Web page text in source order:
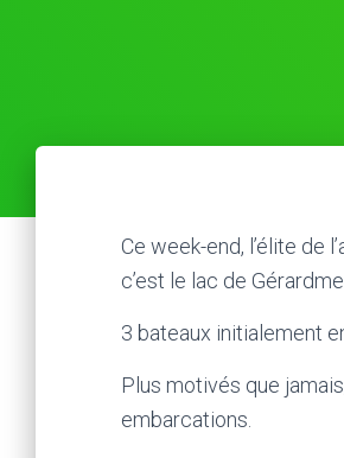
Ce week-end, l’élite de
c’est le lac de
3 bateaux initialement
Plus motivés que
embarcations.